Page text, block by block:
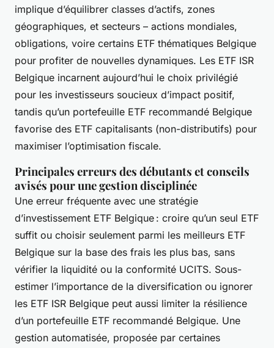
implique d’équilibrer classes d’actifs, zones
géographiques, et secteurs – actions mondiales,
obligations, voire certains ETF thématiques Belgique
pour profiter de nouvelles dynamiques. Les ETF ISR
Belgique incarnent aujourd’hui le choix privilégié
pour les investisseurs soucieux d’impact positif,
tandis qu’un portefeuille ETF recommandé Belgique
favorise des ETF capitalisants (non-distributifs) pour
maximiser l’optimisation fiscale.
Principales erreurs des débutants et conseils
avisés pour une gestion disciplinée
Une erreur fréquente avec une stratégie
d’investissement ETF Belgique : croire qu’un seul ETF
suffit ou choisir seulement parmi les meilleurs ETF
Belgique sur la base des frais les plus bas, sans
vérifier la liquidité ou la conformité UCITS. Sous-
estimer l’importance de la diversification ou ignorer
les ETF ISR Belgique peut aussi limiter la résilience
d’un portefeuille ETF recommandé Belgique. Une
gestion automatisée, proposée par certaines